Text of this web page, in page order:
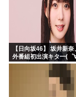
【日向坂46】 坂井新
外番組初出演キタ━(